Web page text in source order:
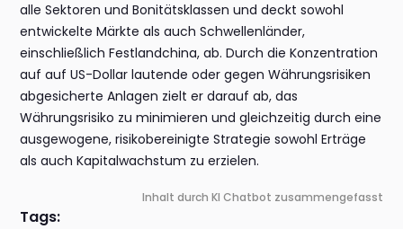
alle Sektoren und Bonitätsklassen und deckt sowohl
entwickelte Märkte als auch Schwellenländer,
einschließlich Festlandchina, ab. Durch die Konzentration
auf auf US-Dollar lautende oder gegen Währungsrisiken
abgesicherte Anlagen zielt er darauf ab, das
Währungsrisiko zu minimieren und gleichzeitig durch eine
ausgewogene, risikobereinigte Strategie sowohl Erträge
als auch Kapitalwachstum zu erzielen.
Inhalt durch KI Chatbot zusammengefasst
Tags: